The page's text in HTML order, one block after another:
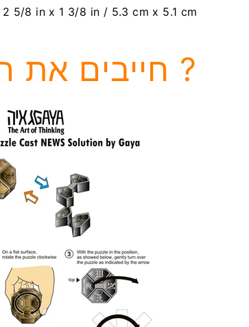
5/8 in x 1 3/8 in / 5.3 cm x 5.1 cm
חייבים את הפתרון ?